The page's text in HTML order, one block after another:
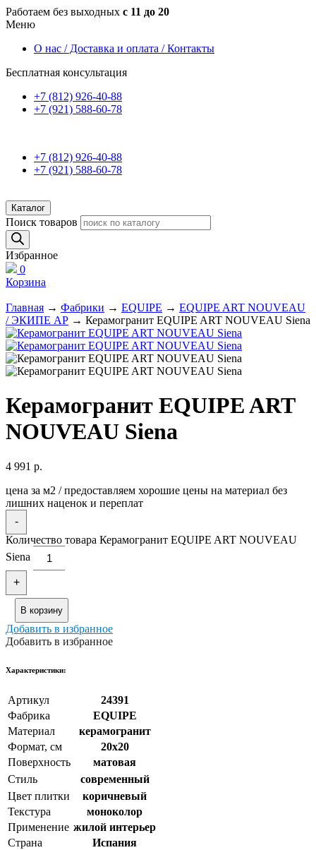
Работаем без выходных с 11 до 20
Меню
О нас / Доставка и оплата / Контакты
Бесплатная консультация
+7 (812) 926-40-88
+7 (921) 588-60-78
+7 (812) 926-40-88
+7 (921) 588-60-78
Каталог
Поиск товаров
Избранное
0
Корзина
Главная → Фабрики → EQUIPE → EQUIPE ART NOUVEAU
/ ЭКИПЕ АР → Керамогранит EQUIPE ART NOUVEAU Siena
Керамогранит EQUIPE ART
NOUVEAU Siena
4 991 р.
цена за м2 / предоставляем хорошие цены на материал без
лишних наценок и переплат
-
Количество товара Керамогранит EQUIPE ART NOUVEAU
Siena
+
В корзину
Добавить в избранное
Добавить в избранное
Xарактеристики:
Артикул
24391
Фабрика
EQUIPE
Материал
керамогранит
Формат, см
20x20
Поверхность
матовая
Стиль
cовременный
Цвет плитки
коричневый
Текстура
моноколор
Применение жилой интерьер
Страна
Испания